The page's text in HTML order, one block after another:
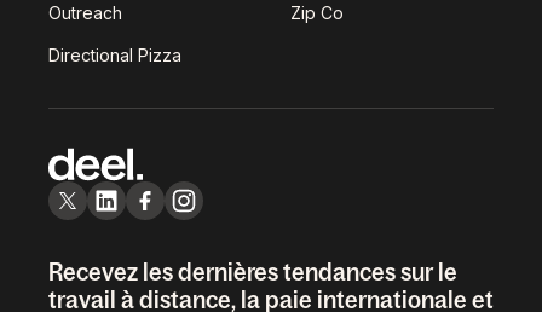
Outreach Zip Co
Directional Pizza
Recevez les dernières tendances sur le
travail à distance, la paie internationale et